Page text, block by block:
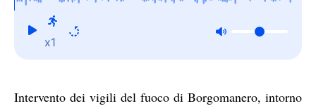
x1
Intervento dei vigili del fuoco di Borgomanero, intorno